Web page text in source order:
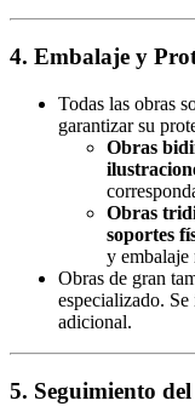
4. Embalaje y
Todas las obras
garantizar su
Obras
Obras
soportes
y embalaje
Obras de gran
especializado.
adicional.
5. Seguimiento